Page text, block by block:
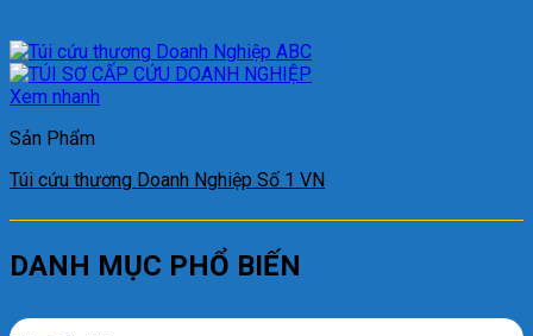
Xem nhanh
Sản Phẩm
Túi cứu thương Doanh Nghiệp Số 1 VN
DANH MỤC PHỔ BIẾN